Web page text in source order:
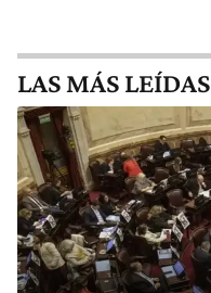
LAS MÁS LEÍDAS